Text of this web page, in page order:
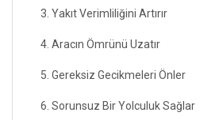
3. Yakıt Verimliliğini Artırır
4. Aracın Ömrünü Uzatır
5. Gereksiz Gecikmeleri Önler
6. Sorunsuz Bir Yolculuk Sağlar